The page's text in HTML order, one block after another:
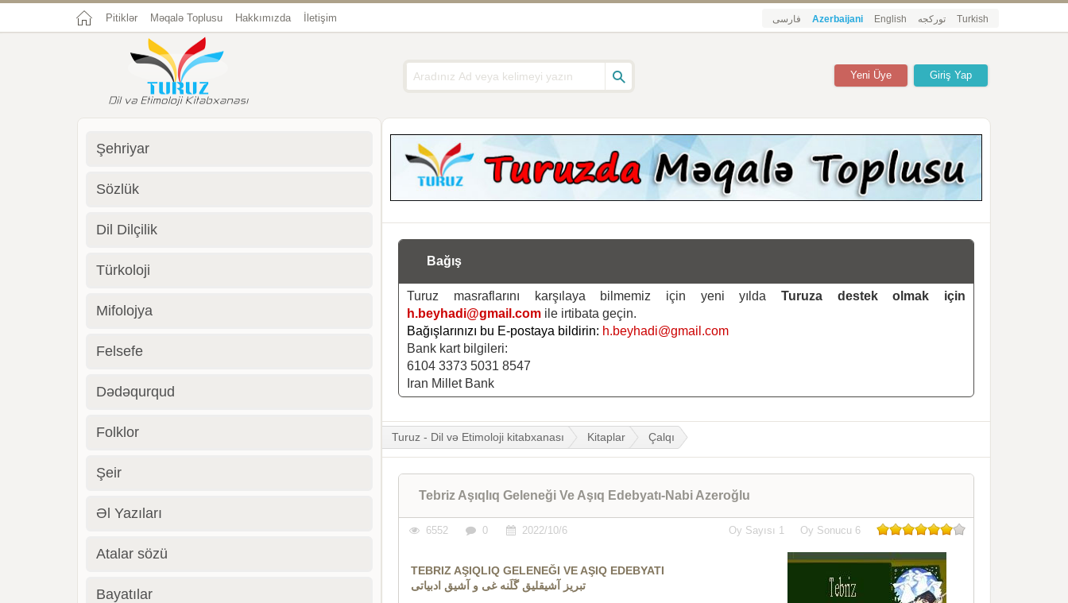
Pitiklər Məqalə Toplusu Hakkımızda İletişim فارسی Azerbaijani English تورکجه Turkish
Giriş Yap
Yeni Üye
Bağış
Turuz masraflarını karşılaya bilmemiz için yeni yıldaTuruza destek olmak için
h.beyhadi@gmail.com ile irtibata geçin.
Bağışlarınızı bu E-postaya bildirin: h.beyhadi@gmail.com
Bank kart bilgileri:
6104 3373 5031 8547
Iran Millet Bank
Turuz - Dil və Etimoloji kitabxanası Kitaplar Çalqı
Tebriz Aşıqlıq Geleneği Ve Aşıq Edebyatı-Nabi Azeroğlu
6552 0 2022/10/6 Oy Sayısı 1 Oy Sonucu 6
TEBRIZ AŞIQLIQ GELENEĞI VE AŞIQ EDEBYATI
تبریز آشیقلیق گَلَنه غی و آشیق ادبیاتی
Şehriyar
Sözlük
Dil Dilçilik
Türkoloji
Mifolojya
Felsefe
Dədəqurqud
Folklor
Şeir
Əl Yazıları
Atalar sözü
Bayatılar